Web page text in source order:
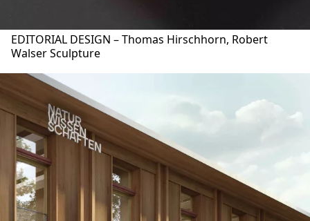
EDITORIAL DESIGN – Thomas Hirschhorn, Robert
Walser Sculpture